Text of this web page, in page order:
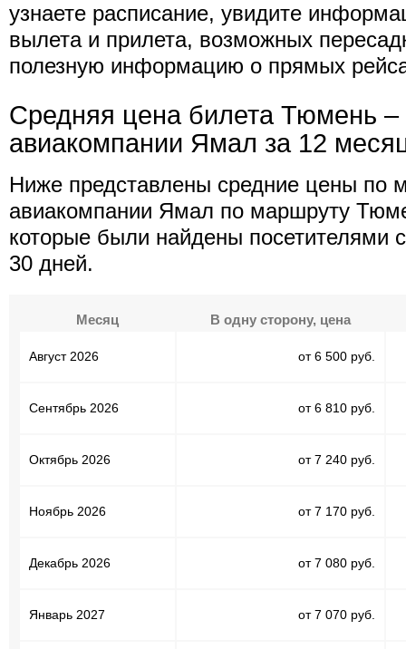
узнаете расписание, увидите
вылета и прилета, возможных
полезную информацию о прямых
Средняя цена билета Тюмень
авиакомпании Ямал за 12
Ниже представлены средние цены по
авиакомпании Ямал по маршруту
которые были найдены посетителями
30 дней.
Месяц В одну сторону, цена
Август 2026 от 6 500 руб.
Сентябрь 2026 от 6 810 руб.
Октябрь 2026 от 7 240 руб.
Ноябрь 2026 от 7 170 руб.
Декабрь 2026 от 7 080 руб.
Январь 2027 от 7 070 руб.